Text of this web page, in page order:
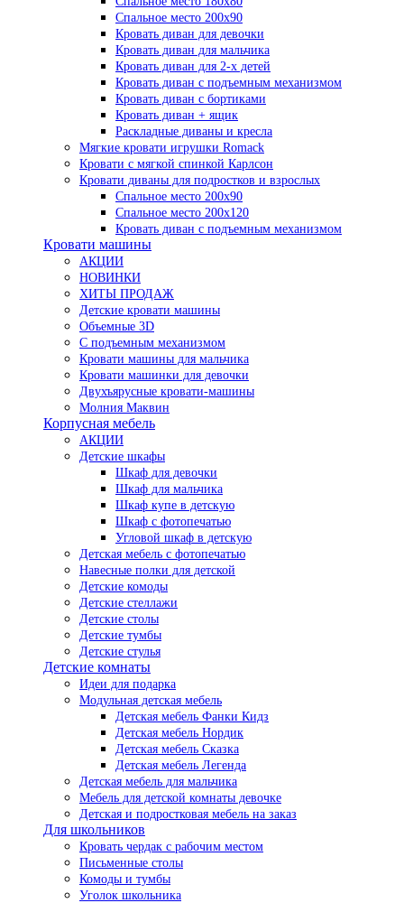
Спальное место 200х90
Кровать диван для девочки
Кровать диван для мальчика
Кровать диван для 2-х детей
Кровать диван с подъемным механизмом
Кровать диван с бортиками
Кровать диван + ящик
Раскладные диваны и кресла
Мягкие кровати игрушки Romack
Кровати с мягкой спинкой Карлсон
Кровати диваны для подростков и взрослых
Спальное место 200х90
Спальное место 200х120
Кровать диван с подъемным механизмом
Кровати машины
АКЦИИ
НОВИНКИ
ХИТЫ ПРОДАЖ
Детские кровати машины
Объемные 3D
С подъемным механизмом
Кровати машины для мальчика
Кровати машинки для девочки
Двухъярусные кровати-машины
Молния Маквин
Корпусная мебель
АКЦИИ
Детские шкафы
Шкаф для девочки
Шкаф для мальчика
Шкаф купе в детскую
Шкаф с фотопечатью
Угловой шкаф в детскую
Детская мебель с фотопечатью
Навесные полки для детской
Детские комоды
Детские стеллажи
Детские столы
Детские тумбы
Детские стулья
Детские комнаты
Идеи для подарка
Модульная детская мебель
Детская мебель Фанки Кидз
Детская мебель Нордик
Детская мебель Сказка
Детская мебель Легенда
Детская мебель для мальчика
Мебель для детской комнаты девочке
Детская и подростковая мебель на заказ
Для школьников
Кровать чердак с рабочим местом
Письменные столы
Комоды и тумбы
Уголок школьника